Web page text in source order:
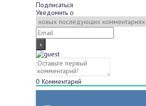
Подписаться
Уведомить о
0 Комментарий